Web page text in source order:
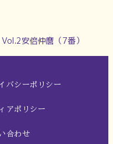
安倍仲麿（7番）
バシーポリシー
アポリシー
合わせ